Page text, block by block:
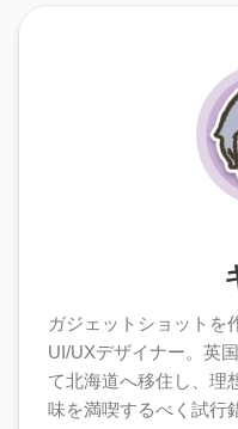
ガジェットショットを
UI/UXデザイナー。英
て北海道へ移住し、理
味を満喫するべく試行